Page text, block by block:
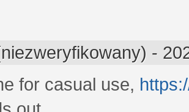
-
for casual use,